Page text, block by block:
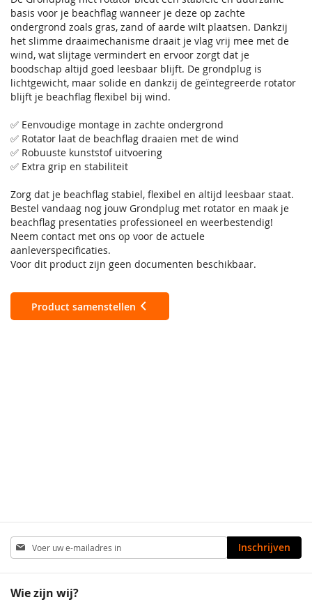
basis voor je beachflag wanneer je deze op zachte
ondergrond zoals gras, zand of aarde wilt plaatsen. Dankzij
het slimme draaimechanisme draait je vlag vrij mee met de
wind, wat slijtage vermindert en ervoor zorgt dat je
boodschap altijd goed leesbaar blijft. De grondplug is
lichtgewicht, maar solide en dankzij de geïntegreerde rotator
blijft je beachflag flexibel bij wind.
✅ Eenvoudige montage in zachte ondergrond
✅ Rotator laat de beachflag draaien met de wind
✅ Robuuste kunststof uitvoering
✅ Extra grip en stabiliteit
Zorg dat je beachflag stabiel, flexibel en altijd leesbaar staat.
Bestel vandaag nog jouw Grondplug met rotator en maak je
beachflag presentaties professioneel en weerbestendig!
Neem contact met ons op voor de actuele
aanleverspecificaties.
Voor dit product zijn geen documenten beschikbaar.
Product samenstellen
Abonneer
u
op
nieuwsbrief
Inschrijven
Wie zijn wij?